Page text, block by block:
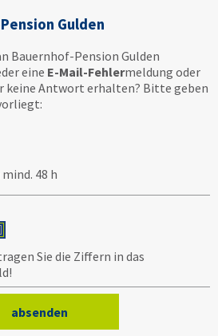
Gulden
Bauernhof-Pension Gulden
eine E-Mail-Fehlermeldung oder
keine Antwort erhalten? Bitte geben
48 h
Sie die Ziffern in das